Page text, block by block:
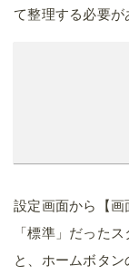
て整理する必要が
設定画面から【画
「標準」だった
と、ホームボタ